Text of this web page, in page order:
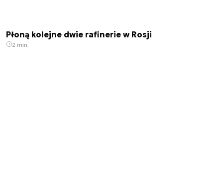
Płoną kolejne dwie rafinerie w Rosji
2 min.